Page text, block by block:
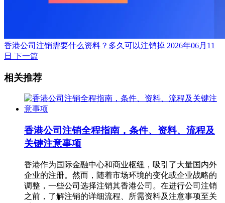
香港公司注销需要什么资料？多久可以注销掉 2026年06月11
日 下一篇
相关推荐
香港公司注销全程指南，条件、资料、流程及
关键注意事项
香港作为国际金融中心和商业枢纽，吸引了大量国内外
企业的注册。然而，随着市场环境的变化或企业战略的
调整，一些公司选择注销其香港公司。在进行公司注销
之前，了解注销的详细流程、所需资料及注意事项至关